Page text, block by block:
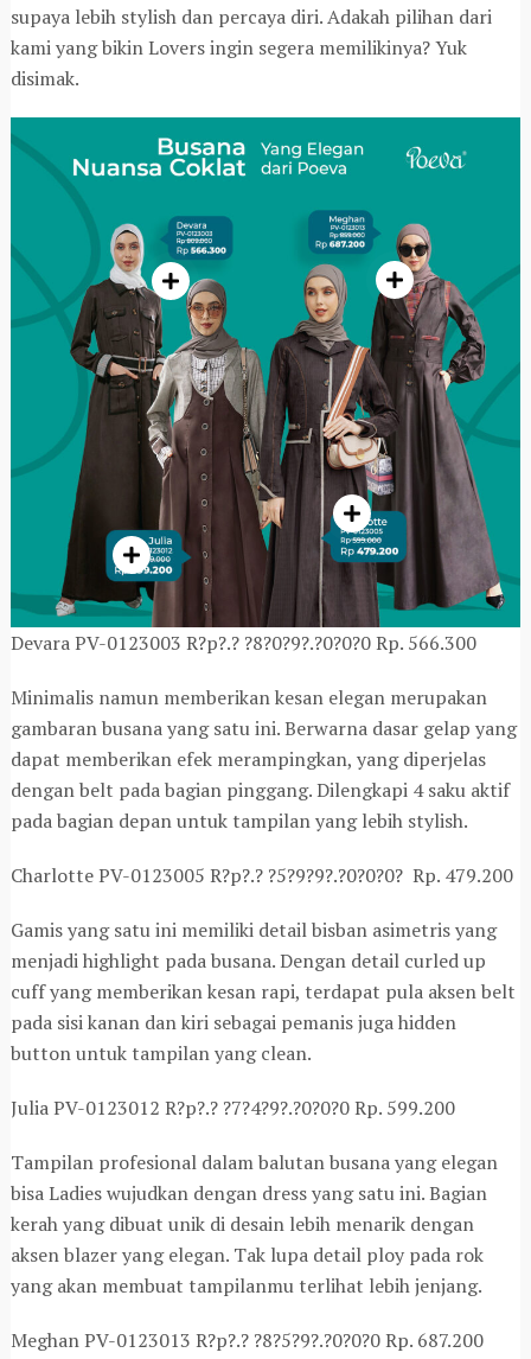
supaya lebih stylish dan percaya diri. Adakah pilihan dari
kami yang bikin Lovers ingin segera memilikinya? Yuk
disimak.
Devara PV-0123003 R?p?.? ?8?0?9?.?0?0?0 Rp. 566.300
Minimalis namun memberikan kesan elegan merupakan
gambaran busana yang satu ini. Berwarna dasar gelap yang
dapat memberikan efek merampingkan, yang diperjelas
dengan belt pada bagian pinggang. Dilengkapi 4 saku aktif
pada bagian depan untuk tampilan yang lebih stylish.
Charlotte PV-0123005 R?p?.? ?5?9?9?.?0?0?0? Rp. 479.200
Gamis yang satu ini memiliki detail bisban asimetris yang
menjadi highlight pada busana. Dengan detail curled up
cuff yang memberikan kesan rapi, terdapat pula aksen belt
pada sisi kanan dan kiri sebagai pemanis juga hidden
button untuk tampilan yang clean.
Julia PV-0123012 R?p?.? ?7?4?9?.?0?0?0 Rp. 599.200
Tampilan profesional dalam balutan busana yang elegan
bisa Ladies wujudkan dengan dress yang satu ini. Bagian
kerah yang dibuat unik di desain lebih menarik dengan
aksen blazer yang elegan. Tak lupa detail ploy pada rok
yang akan membuat tampilanmu terlihat lebih jenjang.
Meghan PV-0123013 R?p?.? ?8?5?9?.?0?0?0 Rp. 687.200